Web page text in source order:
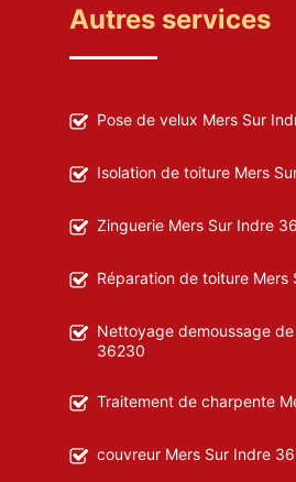
Autres services
Pose de velux Mers Sur
Isolation de toiture Mers
Zinguerie Mers Sur Indre
Réparation de toiture Mers
Nettoyage demoussage
36230
Traitement de charpente
couvreur Mers Sur Indre